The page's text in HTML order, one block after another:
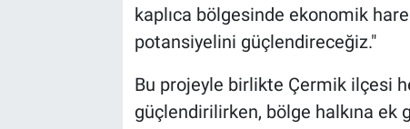
kaplıca bölgesinde ekonomik
potansiyelini güçlendireceğiz."
Bu projeyle birlikte Çermik ilçesi
güçlendirilirken, bölge halkına ek